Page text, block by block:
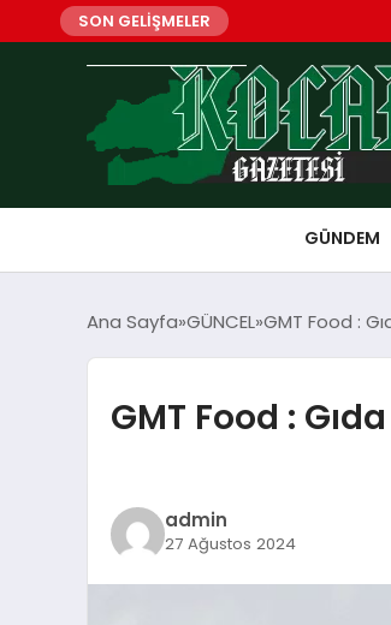
SON GELİŞMELER
GÜNDEM
Ana Sayfa GÜNCEL GMT Food :
GMT Food :
admin
27 Ağustos 2024